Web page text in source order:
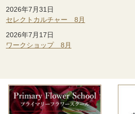
2026年7月31日
セレクトカルチャー 8月
2026年7月17日
ワークショップ 8月